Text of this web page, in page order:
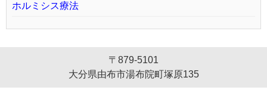
ホルミシス療法
〒879-5101
大分県由布市湯布院町塚原135